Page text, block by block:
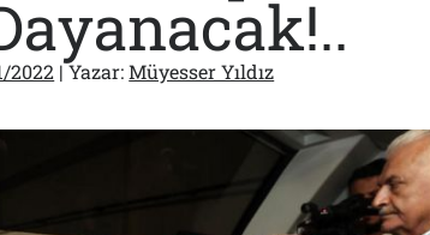
2022 | Yazar:Müyesser Yıldız